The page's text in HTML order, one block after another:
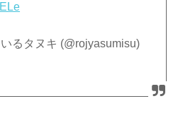
るタヌキ (@rojyasumisu)